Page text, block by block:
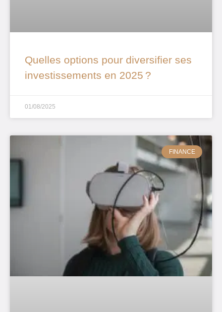
Quelles options pour diversifier ses
investissements en 2025 ?
01/08/2025
FINANCE